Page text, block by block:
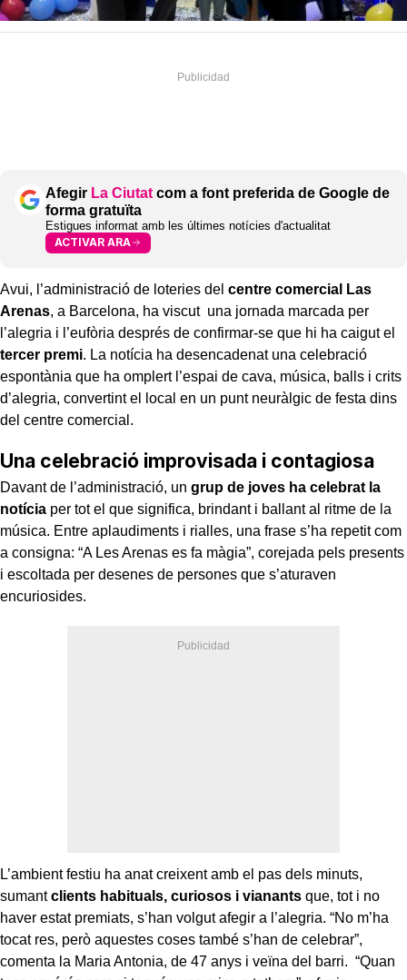
Afegir La Ciutat com a font preferida de Google de
forma gratuïta
Estigues informat amb les últimes notícies d'actualitat
ACTIVAR ARA
Avui, l’administració de loteries del centre comercial Las
Arenas, a Barcelona, ha viscut una jornada marcada per
l’alegria i l’eufòria després de confirmar-se que hi ha caigut el
tercer premi. La notícia ha desencadenat una celebració
espontània que ha omplert l’espai de cava, música, balls i crits
d’alegria, convertint el local en un punt neuràlgic de festa dins
del centre comercial.
Una celebració improvisada i contagiosa
Davant de l’administració, un grup de joves ha celebrat la
notícia per tot el que significa, brindant i ballant al ritme de la
música. Entre aplaudiments i rialles, una frase s’ha repetit com
a consigna: “A Les Arenas es fa màgia”, corejada pels presents
i escoltada per desenes de persones que s’aturaven
encuriosides.
L’ambient festiu ha anat creixent amb el pas dels minuts,
sumantclients habituals, curiosos i vianants que, tot i no
haver estat premiats, s’han volgut afegir a l’alegria. “No m’ha
tocat res, però aquestes coses també s’han de celebrar”,
comenta la Maria Antonia, de 47 anys i veïna del barri. “Quan